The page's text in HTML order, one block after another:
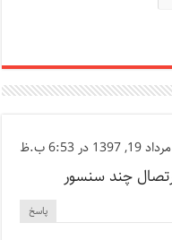
مرداد 19, 1397 در 6:53 ب.ظ
چند سنسور
پاسخ